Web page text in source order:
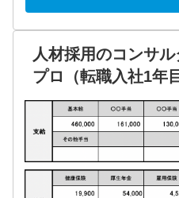
人材採用のコンサ
プロ（転職入社1年